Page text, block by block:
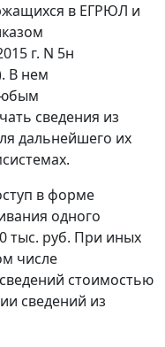
в ЕГРЮЛ и
г. N 5н
В нем
сведения из
дальнейшего их
в форме
одного
тыс. руб. При иных
числе
стоимостью
сведений из